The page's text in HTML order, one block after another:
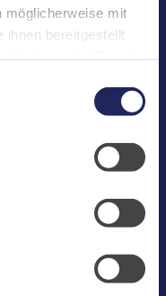
möglicherweise mit
ihnen bereitgestellt
das online
Hotel und unserem
Wir
Um
akzeptieren Sie bitte